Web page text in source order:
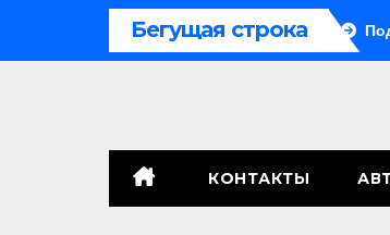
Бегущая строка
в содействие терроризму Под Киевом
КОНТАКТЫ